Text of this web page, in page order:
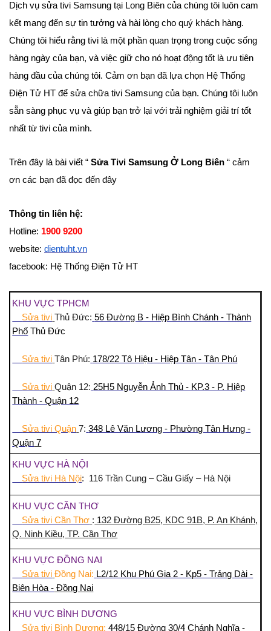
Dịch vụ sửa tivi Samsung tại Long Biên của chúng tôi luôn cam
kết mang đến sự tin tưởng và hài lòng cho quý khách hàng.
Chúng tôi hiểu rằng tivi là một phần quan trọng trong cuộc sống
hàng ngày của bạn, và việc giữ cho nó hoạt động tốt là ưu tiên
hàng đầu của chúng tôi. Cảm ơn bạn đã lựa chọn Hệ Thống
Điện Tử HT để sửa chữa tivi Samsung của bạn. Chúng tôi luôn
sẵn sàng phục vụ và giúp bạn trở lại với trải nghiệm giải trí tốt
nhất từ tivi của mình.
Trên đây là bài viết “ Sửa Tivi Samsung Ở Long Biên “ cảm
ơn các bạn đã đọc đến đây
Thông tin liên hệ:
Hotline: 1900 9200
website: dientuht.vn
facebook: Hệ Thống Điện Tử HT
KHU VỰC TPHCM
Sửa tivi Thủ Đức: 56 Đường B - Hiệp Bình Chánh - Thành
Phố Thủ Đức
Sửa tivi Tân Phú: 178/22 Tô Hiệu - Hiệp Tân - Tân Phú
Sửa tivi Quận 12: 25H5 Nguyễn Ảnh Thủ - KP.3 - P. Hiệp
Thành - Quận 12
Sửa tivi Quận 7: 348 Lê Văn Lương - Phường Tân Hưng -
Quận 7
KHU VỰC HÀ NỘI
Sửa tivi Hà Nội: 116 Trần Cung – Cầu Giấy – Hà Nội
KHU VỰC CẦN THƠ
Sửa tivi Cần Thơ : 132 Đường B25, KDC 91B, P. An Khánh,
Q. Ninh Kiều, TP. Cần Thơ
KHU VỰC ĐỒNG NAI
Sửa tivi Đồng Nai: L2/12 Khu Phú Gia 2 - Kp5 - Trảng Dài -
Biên Hòa - Đồng Nai
KHU VỰC BÌNH DƯƠNG
Sửa tivi Bình Dương: 448/15 Đường 30/4 Chánh Nghĩa -